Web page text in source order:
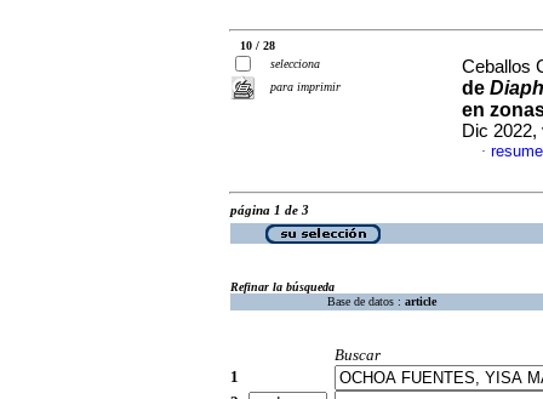
10 / 28
selecciona
para imprimir
Ceballos
de
en
Dic 2022,
·
página 1 de 3
Refinar la búsqueda
Base de datos : article
Buscar
1